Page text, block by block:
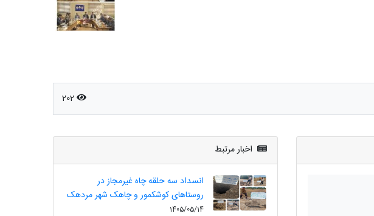
202
اخبار مرتبط
انسداد سه حلقه چاه غیرمجاز در
روستاهای کوشکمور و چاهک شهر مردهک
1405/05/14